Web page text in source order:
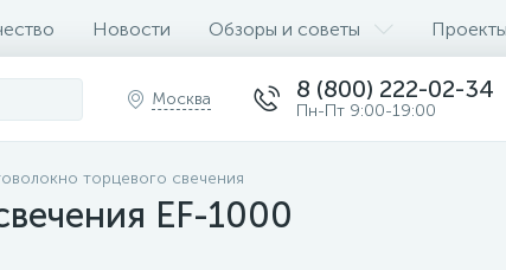
Новости Обзоры и советы Проекты
Москва 8 (800) 222-02-34
Пн-Пт 9:00-19:00
торцевого свечения
EF-1000